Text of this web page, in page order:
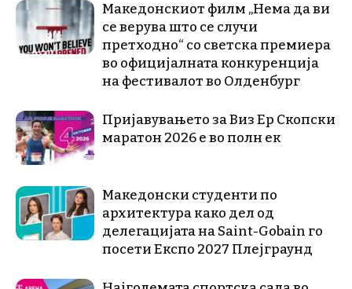
Македонскиот филм „Нема да ви
се верува што се случи
претходно“ со светска премиера
во официјалната конкуренција
на фестивалот во Олденбург
Пријавувањето за Виз Ер Скопски
маратон 2026 е во полн ек
Македонски студенти по
архитектура како дел од
делегацијата на Saint-Gobain го
посети Експо 2027 Плејграунд